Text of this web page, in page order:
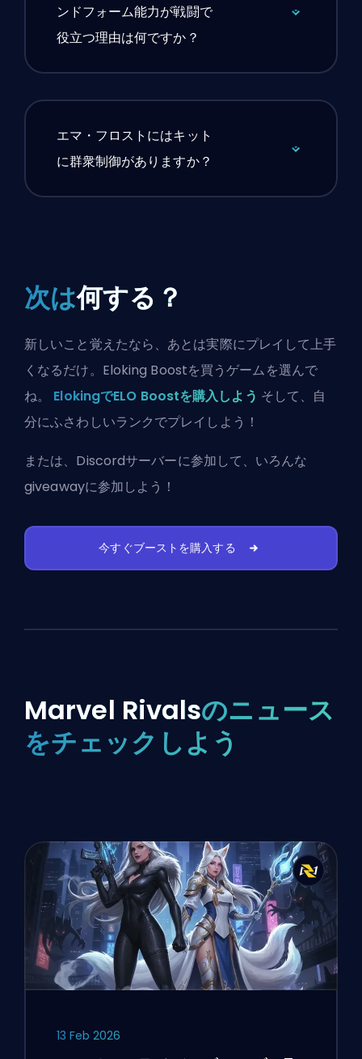
ンドフォーム能力が戦闘で
役立つ理由は何ですか？
エマ・フロストにはキット
に群衆制御がありますか？
次は何する？
新しいこと覚えたなら、あとは実際にプレイして上手
くなるだけ。Eloking Boostを買うゲームを選んで
ね。 ElokingでELO Boostを購入しよう そして、自
分にふさわしいランクでプレイしよう！
または、 Discordサーバーに参加して、いろんな
giveawayに参加しよう！
今すぐブーストを購入する
Marvel Rivalsのニュース
をチェックしよう
13 Feb 2026